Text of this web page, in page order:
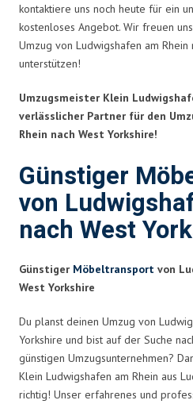
kontaktiere uns noch heute für ein
kostenloses Angebot. Wir freuen
Umzug von Ludwigshafen am Rhein
unterstützen!
Umzugsmeister Klein
verlässlicher Partner für den
Rhein nach West Yorkshire!
Günstiger
von
nach West
Günstiger Möbeltransport von
West Yorkshire
Du planst deinen Umzug von
Yorkshire und bist auf der Suche
günstigen Umzugsunternehmen?
Klein Ludwigshafen am Rhein aus
richtig! Unser erfahrenes und